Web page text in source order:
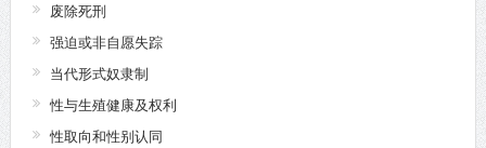
废除死刑
强迫或非自愿失踪
当代形式奴隶制
性与生殖健康及权利
性取向和性别认同